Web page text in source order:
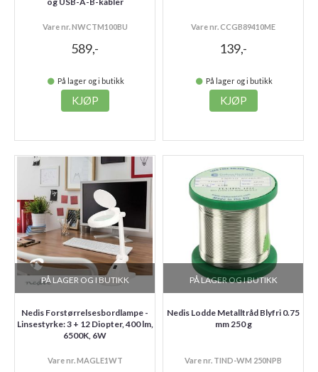
Vare nr. NWCTM100BU
589,-
På lager og i butikk
KJØP
Vare nr. CCGB89410ME
139,-
På lager og i butikk
KJØP
PÅ LAGER OG I BUTIKK
Nedis Forstørrelsesbordlampe -
Linsestyrke: 3 + 12 Diopter, 400 lm,
6500K, 6W
Vare nr. MAGLE1WT
PÅ LAGER OG I BUTIKK
Nedis Lodde Metalltråd Blyfri 0.75
mm 250 g
Vare nr. TIND-WM 250NPB